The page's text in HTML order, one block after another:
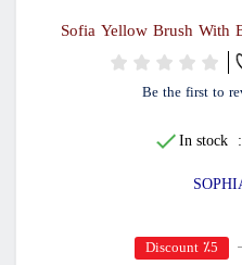
Sofia Yellow Brush With
Be the first to
In stock
٪5 Discount